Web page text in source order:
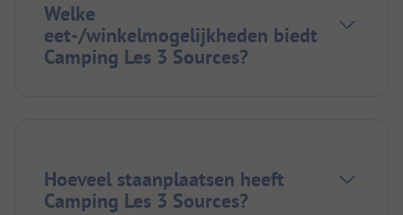
Welke
eet-/winkelmogelijkheden biedt
Camping Les 3 Sources?
Hoeveel staanplaatsen heeft
Camping Les 3 Sources?